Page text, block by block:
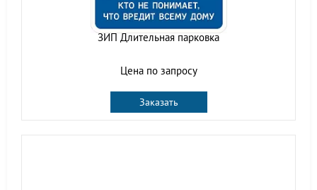
ЗИП Длительная парковка
Цена по запросу
Заказать